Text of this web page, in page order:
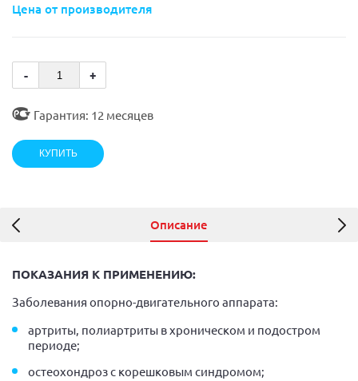
Цена от производителя
- +
Гарантия: 12 месяцев
Описание
ПОКАЗАНИЯ К ПРИМЕНЕНИЮ:
Заболевания опорно-двигательного аппарата:
артриты, полиартриты в хроническом и подостром
периоде;
остеохондроз с корешковым синдромом;